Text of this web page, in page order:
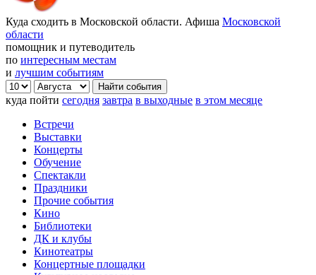
Куда сходить в Московской области. Афиша Московской
области
помощник и путеводитель
по интересным местам
и лучшим событиям
куда пойти сегодня завтра в выходные в этом месяце
Встречи
Выставки
Концерты
Обучение
Спектакли
Праздники
Прочие события
Кино
Библиотеки
ДК и клубы
Кинотеатры
Концертные площадки